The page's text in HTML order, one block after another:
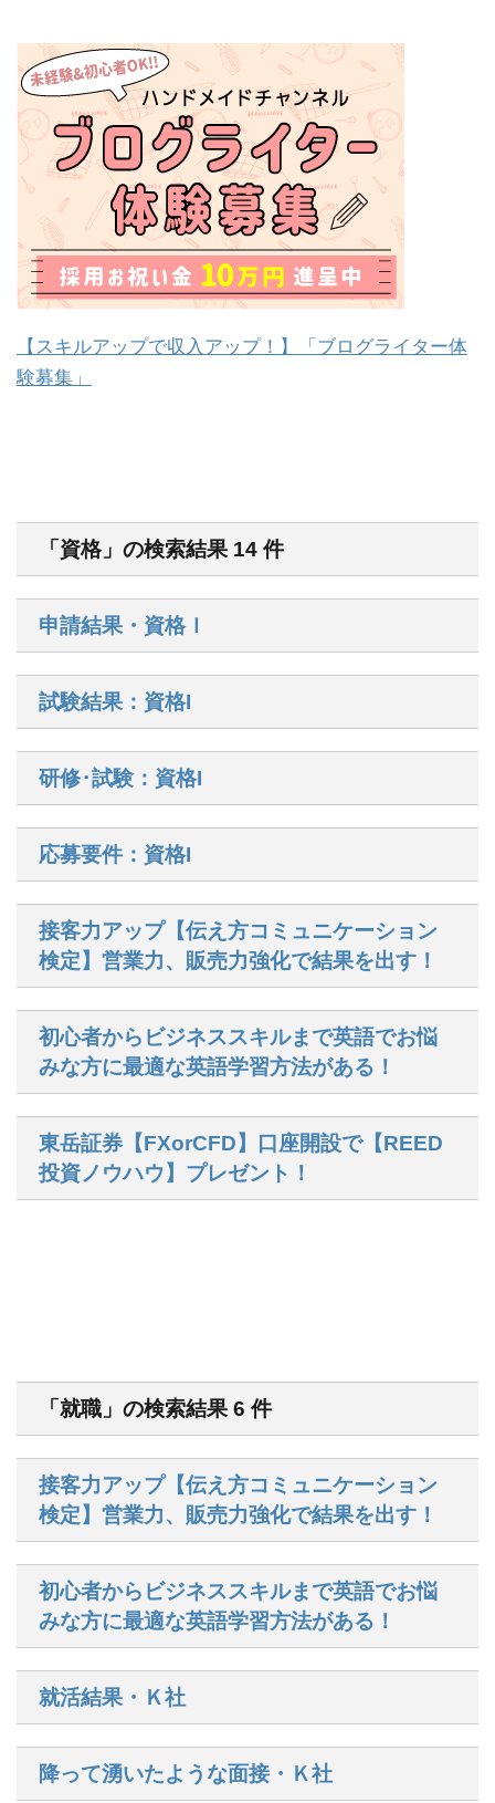
【スキルアップで収入アップ！】「ブログライター体
験募集」
「資格」の検索結果 14 件
申請結果・資格Ｉ
試験結果：資格I
研修･試験：資格I
応募要件：資格I
接客力アップ【伝え方コミュニケーション
検定】営業力、販売力強化で結果を出す！
初心者からビジネススキルまで英語でお悩
みな方に最適な英語学習方法がある！
東岳証券【FXorCFD】口座開設で【REED
投資ノウハウ】プレゼント！
「就職」の検索結果 6 件
接客力アップ【伝え方コミュニケーション
検定】営業力、販売力強化で結果を出す！
初心者からビジネススキルまで英語でお悩
みな方に最適な英語学習方法がある！
就活結果・Ｋ社
降って湧いたような面接・Ｋ社